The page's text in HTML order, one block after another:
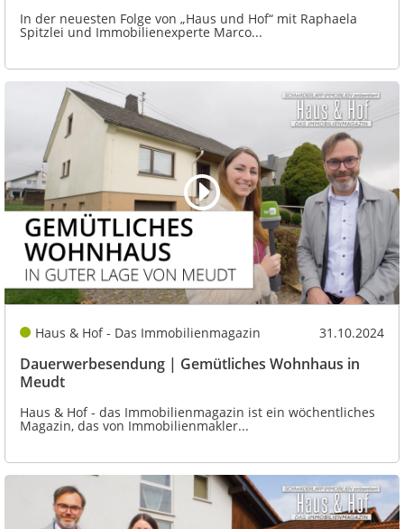
In der neuesten Folge von „Haus und Hof“ mit Raphaela
Spitzlei und Immobilienexperte Marco...
Haus & Hof - Das Immobilienmagazin 31.10.2024
Dauerwerbesendung | Gemütliches Wohnhaus in
Meudt
Haus & Hof - das Immobilienmagazin ist ein wöchentliches
Magazin, das von Immobilienmakler...